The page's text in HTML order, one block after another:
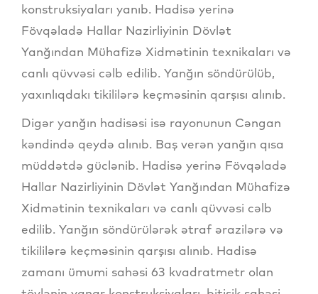
konstruksiyaları yanıb. Hadisə yerinə
Fövqəladə Hallar Nazirliyinin Dövlət
Yanğından Mühafizə Xidmətinin texnikaları və
canlı qüvvəsi cəlb edilib. Yanğın söndürülüb,
yaxınlıqdakı tikililərə keçməsinin qarşısı alınıb.
Digər yanğın hadisəsi isə rayonunun Cəngan
kəndində qeydə alınıb. Baş verən yanğın qısa
müddətdə güclənib. Hadisə yerinə Fövqəladə
Hallar Nazirliyinin Dövlət Yanğından Mühafizə
Xidmətinin texnikaları və canlı qüvvəsi cəlb
edilib. Yanğın söndürülərək ətraf ərazilərə və
tikililərə keçməsinin qarşısı alınıb. Hadisə
zamanı ümumi sahəsi 63 kvadratmetr olan